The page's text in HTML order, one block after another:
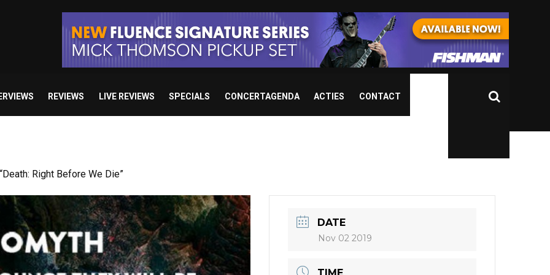
REVIEWS LIVE REVIEWS SPECIALS CONCERTAGENDA ACTIES CONTACT
studio album set for release in 2027
DATE
Nov 02 2019